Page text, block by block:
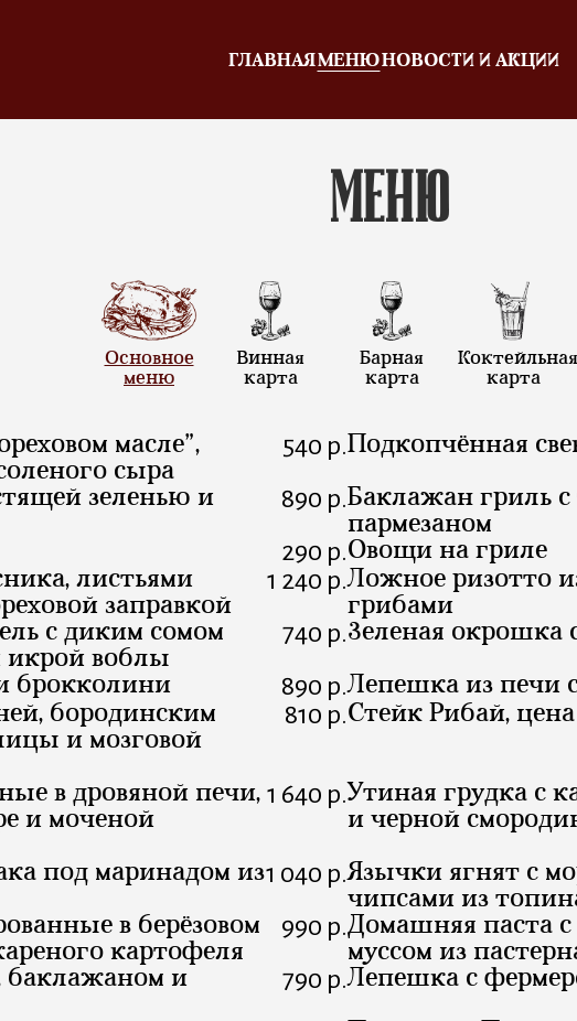
ГЛАВНАЯМЕНЮНОВОСТИ И АКЦИИ
Меню
Основное
меню
Винная
карта
Барная
карта
Коктейльная
карта
масле”,
сыра
540 р.Подкопчённая
зеленью и
890 р.Баклажан гриль
пармезаном
290 р.Овощи на гриле
листьями
заправкой
1 240 р.Ложное ризотто
грибами
с диким сомом
икрой воблы
740 р.Зеленая окрошка
брокколини 890 р.Лепешка из печи
бородинским
и мозговой
810 р.Стейк Рибай,
в дровяной печи,
и моченой
1 640 р.Утиная грудка с
и черной
под маринадом из1 040 р.Язычки ягнят с
чипсами из
в берёзовом
картофеля
990 р.Домашняя паста
муссом из
баклажаном и
790 р.Лепешка с